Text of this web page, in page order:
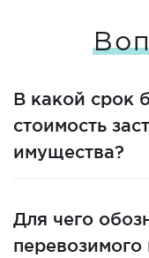
В какой срок
стоимость
имущества?
Для чего